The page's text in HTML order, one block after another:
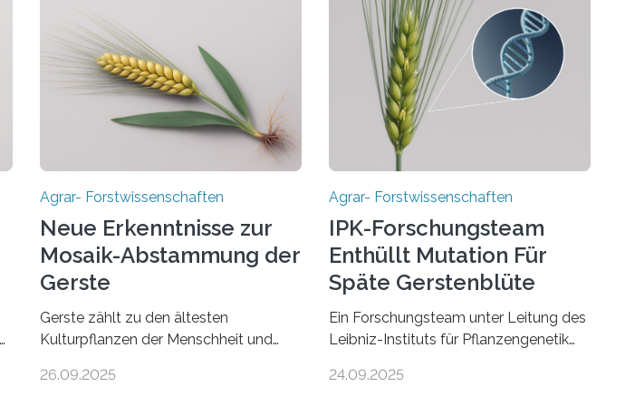
Agrar- Forstwissenschaften
Neue Erkenntnisse zur
Mosaik-Abstammung der
Gerste
Gerste zählt zu den ältesten
Kulturpflanzen der Menschheit und
kultiviert. Lange Zeit wurde vermutet,
26.09.2025
Agrar- Forstwissenschaften
IPK-Forschungsteam
Enthüllt Mutation Für
Späte Gerstenblüte
Ein Forschungsteam unter Leitung des
Leibniz-Instituts für Pflanzengenetik
die entscheidende Mutation eines Gens
24.09.2025